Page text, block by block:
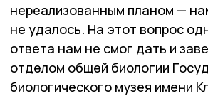
нереализованным планом —
не удалось. На этот вопрос
ответа нам не смог дать и
отделом общей биологии
биологического музея имени